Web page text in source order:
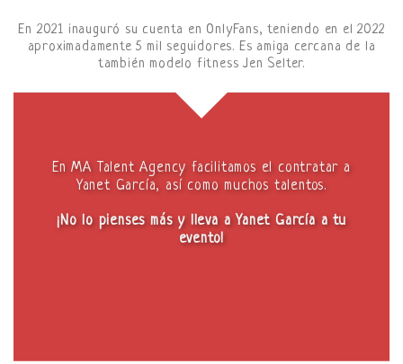
En 2021 inauguró su cuenta en OnlyFans, teniendo en el 2022
aproximadamente 5 mil seguidores. Es amiga cercana de la
también modelo fitness Jen Selter.
En MA Talent Agency facilitamos el contratar a
Yanet García, así como muchos talentos.
¡No lo pienses más y lleva a Yanet García a tu
evento!